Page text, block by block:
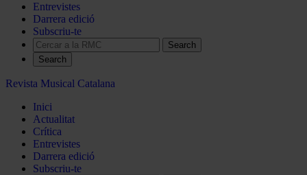
Entrevistes
Darrera edició
Subscriu-te
Search
Revista Musical Catalana
Inici
Actualitat
Crítica
Entrevistes
Darrera edició
Subscriu-te